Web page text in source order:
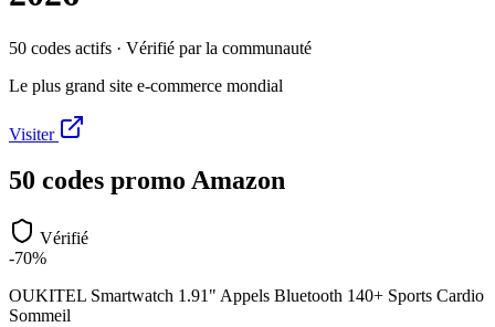
50 codes actifs · Vérifié par la communauté
Le plus grand site e-commerce mondial
Visiter
50 codes promo Amazon
Vérifié
-70%
OUKITEL Smartwatch 1.91" Appels Bluetooth 140+ Sports Cardio
Sommeil